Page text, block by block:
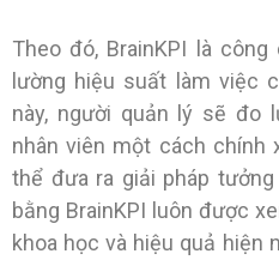
Theo đó, BrainKPI là
lường hiệu suất làm việc
này, người quản lý sẽ đo
nhân viên một cách chính
thể đưa ra giải pháp
bằng BrainKPI luôn được
khoa học và hiệu quả hiện